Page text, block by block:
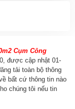
Cụm Công
được cập nhật 01-
tải toàn bộ thông
bất cứ thông tin nào
chúng tôi nếu tin